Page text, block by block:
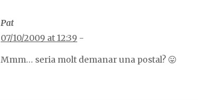
Pat
07/10/2009 at 12:39 -
Mmm… seria molt demanar una postal? 😛